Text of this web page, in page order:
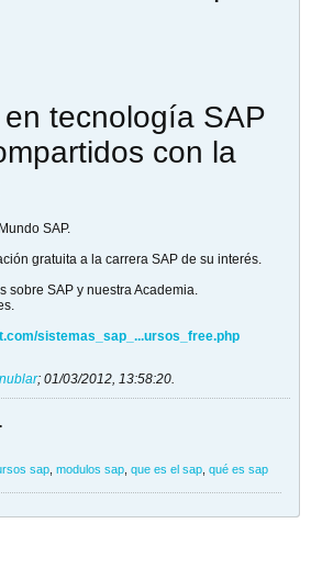
tecnología SAP
con la
SAP.
gratuita a la carrera SAP de su interés.
sobre SAP y nuestra Academia.
sistemas_sap_...ursos_free.php
nublar; 01/03/2012, 13:58:20.
sap modulos sap que es el sap qué es sap